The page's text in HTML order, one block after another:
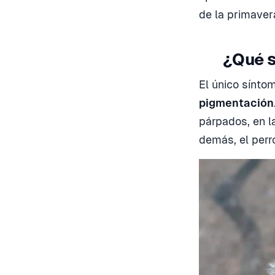
de la
¿Qué
El único
pigmentación
párpados, en
demás, el